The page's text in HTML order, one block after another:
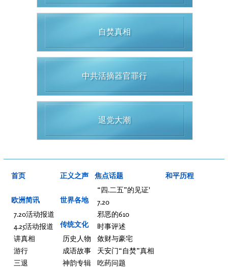
自焚真相
中共活摘器官罪行
退党大潮
首页
欧洲简讯
7.20活动报道
4.25活动报道
讲真相
游行
三退
正义之声
世界各地
传统文化
历史人物
成语故事
神韵专辑
焦点话题
“四.二五”的见证'
7.20
邪恶的610
时事评述
敛财与豪宅
天安门“自焚”真相
吃药问题
和平历程